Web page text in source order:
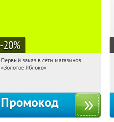
-20%
00:30:00
Получи первым!
Первый заказ в сети магазинов
«Золотое Яблоко»
Промокод